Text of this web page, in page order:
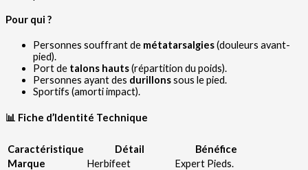
Pour qui ?
Personnes souffrant de métatarsalgies(douleurs avant-
pied).
Port de talons hauts(répartition du poids).
Personnes ayant des durillonssous le pied.
Sportifs (amorti impact).
📊 Fiche d’Identité Technique
Caractéristique Détail
Bénéfice
Marque
Herbifeet
Expert Pieds.